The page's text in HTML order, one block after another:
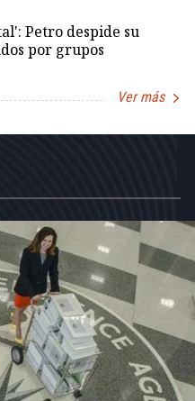
Petro despide su
por grupos
Ver más